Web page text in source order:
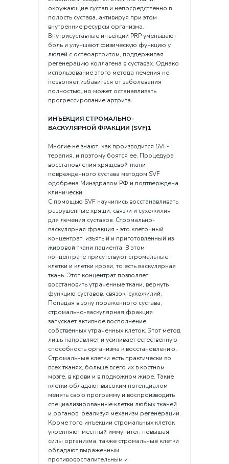
окружающие сустав и непосредственно в
полость сустава, активируя при этом
внутренние ресурсы организма.
Внутрисуставные инъекции PRP уменьшают
боль и улучшают физическую функцию у
людей с остеоартритом, поддерживая
регенерацию коллагена в суставах. Однако
использование этого метода лечения не
позволяет избавиться от заболевания
полностью, но может останавливать
прогрессирование артрита.
ИНЪЕКЦИЯ СТРОМАЛЬНО-
ВАСКУЛЯРНОЙ ФРАКЦИИ (SVF)1
Многие не знают, как производится SVF-
терапия, и поэтому боятся ее. Процедура
восстановления хрящевой ткани
поврежденного сустава методом SVF
одобрена Минздравом РФ и подтверждена
клинически.
С помощью SVF научились восстанавливать
разрушенные хрящи, связки и сухожилия
для лечения суставов. Стромально-
васкулярная фракция - это клеточный
концентрат, изъятый и приготовленный из
жировой ткани пациента. В этом
концентрате присутствуют стромальные
клетки и клетки крови, то есть васкулярная
ткань. Этот концентрат позволяет
восстановить утраченные ткани, вернуть
функцию суставов, связок, сухожилий.
Попадая в зону пораженного сустава,
стромально-васкулярная фракция
запускает активное восполнение
собственных утраченных клеток. Этот метод
лишь направляет и усиливает естественную
способность организма к восстановлению.
Стромальные клетки есть практически во
всех тканях, больше всего их в костном
мозге, в крови и в подкожном жире. Такие
клетки обладают высоким потенциалом
менять свою программу и воспроизводить
специализированные клетки любых тканей
и органов, реализуя механизм регенерации.
Кроме того инъекции стромальных клеток
укрепляют местный иммунитет, повышая
силы организма, также стромальные клетки
обладают выраженным
противовоспалительным и